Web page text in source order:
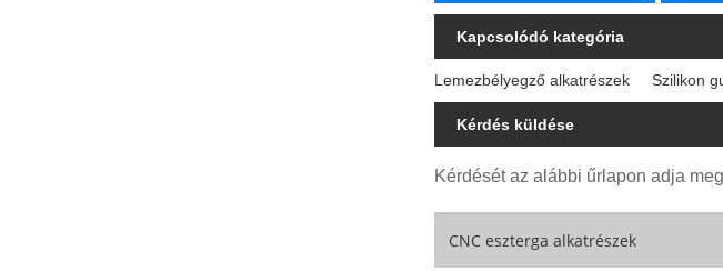
Kapcsolódó kategória
Lemezbélyegző alkatrészek Szilikon
Kérdés küldése
Kérdését az alábbi űrlapon adja